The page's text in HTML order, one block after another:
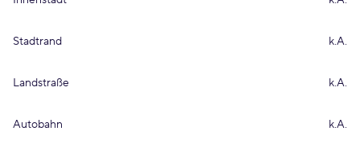
Stadtrand k.A.
Landstraße k.A.
Autobahn k.A.